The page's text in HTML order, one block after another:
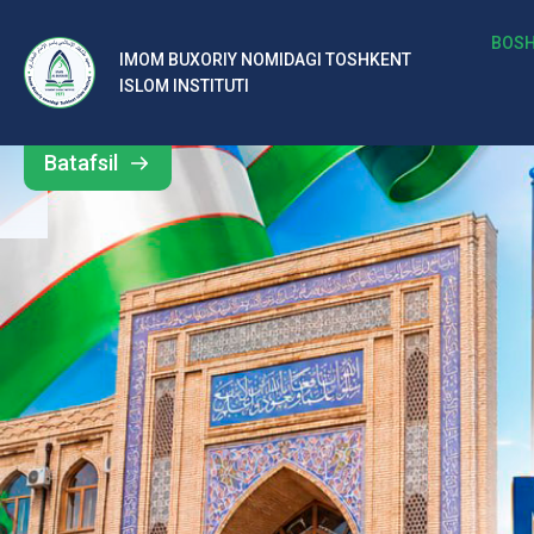
IMOM BUXORIY NOMIDAGI TOSHKENT
ISLOM INSTITUTI
b
al
ar
o‘
rt
a
si
d
Barcha
yangiliklar
Batafsil